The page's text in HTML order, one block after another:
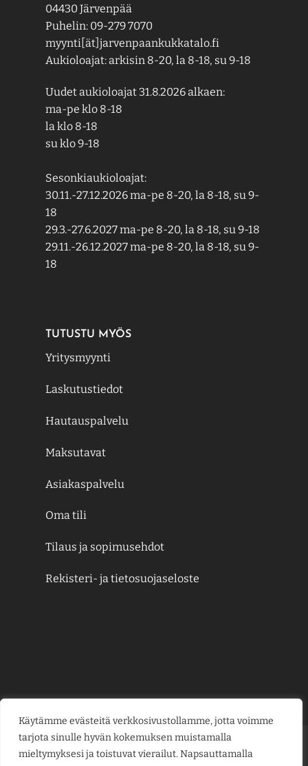
Käytämme evästeitä verkkosivustollamme, jotta voimme
tarjota sinulle hyvän kokemuksen muistamalla
mieltymyksesi ja toistuvat vierailut. Napsauttamalla
04430 Järvenpää
Puhelin: 09-279 7070
myynti[ät]jarvenpaankukkatalo.fi
Aukioloajat: arkisin 8-20, la 8-18, su 9-18
Uudet aukioloajat 31.8.2026 alkaen:
ma-pe klo 8-18
la klo 8-18
su klo 9-18
Sesonkiaukioloajat:
30.11.-27.12.2026 ma-pe 8-20, la 8-18, su 9-
18
29.3.-27.6.2027 ma-pe 8-20, la 8-18, su 9-18
29.11.-26.12.2027 ma-pe 8-20, la 8-18, su 9-
18
TUTUSTU MYÖS
Yritysmyynti
Laskutustiedot
Hautauspalvelu
Maksutavat
Asiakaspalvelu
Oma tili
Tilaus ja sopimusehdot
Rekisteri- ja tietosuojaseloste
Credit
MasterCard
Visa
Visa